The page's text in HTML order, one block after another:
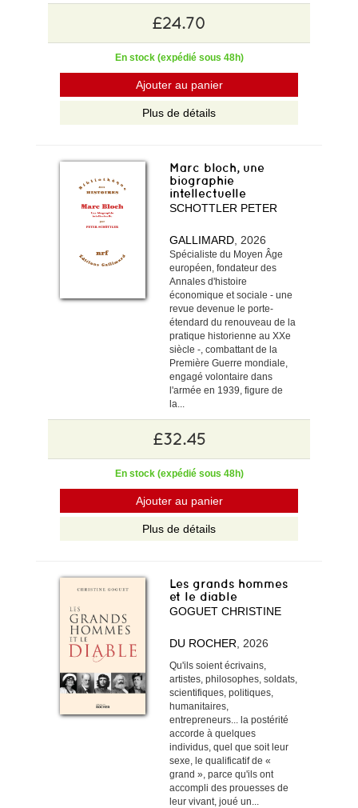
£24.70
En stock (expédié sous 48h)
Ajouter au panier
Plus de détails
Marc bloch, une
biographie
intellectuelle
SCHOTTLER PETER
GALLIMARD, 2026
Spécialiste du Moyen Âge
européen, fondateur des
Annales d'histoire
économique et sociale - une
revue devenue le porte-
étendard du renouveau de la
pratique historienne au XXe
siècle -, combattant de la
Première Guerre mondiale,
engagé volontaire dans
l'armée en 1939, figure de
la...
£32.45
En stock (expédié sous 48h)
Ajouter au panier
Plus de détails
Les grands hommes
et le diable
GOGUET CHRISTINE
DU ROCHER , 2026
Qu'ils soient écrivains,
artistes, philosophes, soldats,
scientifiques, politiques,
humanitaires,
entrepreneurs... la postérité
accorde à quelques
individus, quel que soit leur
sexe, le qualificatif de «
grand », parce qu'ils ont
accompli des prouesses de
leur vivant, joué un...